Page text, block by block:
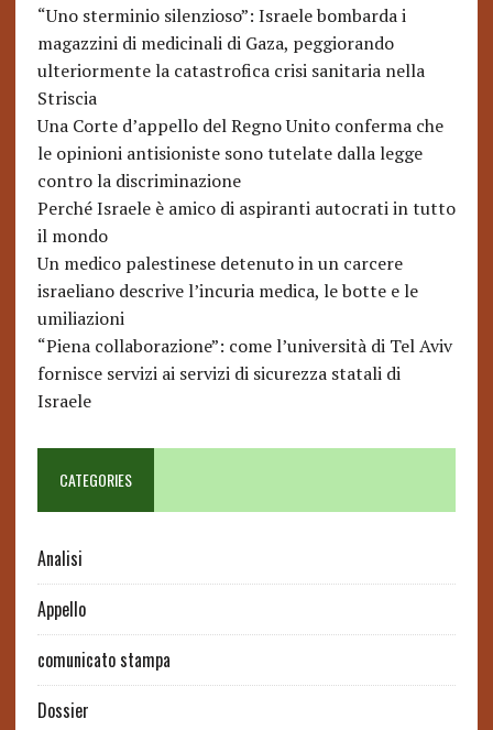
“Uno sterminio silenzioso”: Israele bombarda i
magazzini di medicinali di Gaza, peggiorando
ulteriormente la catastrofica crisi sanitaria nella
Striscia
Una Corte d’appello del Regno Unito conferma che
le opinioni antisioniste sono tutelate dalla legge
contro la discriminazione
Perché Israele è amico di aspiranti autocrati in tutto
il mondo
Un medico palestinese detenuto in un carcere
israeliano descrive l’incuria medica, le botte e le
umiliazioni
“Piena collaborazione”: come l’università di Tel Aviv
fornisce servizi ai servizi di sicurezza statali di
Israele
CATEGORIES
Analisi
Appello
comunicato stampa
Dossier